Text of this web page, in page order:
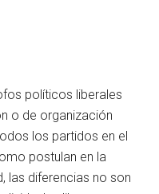
políticos liberales
o de organización
los partidos en el
postulan en la
las diferencias no son